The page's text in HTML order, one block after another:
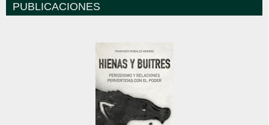
PUBLICACIONES